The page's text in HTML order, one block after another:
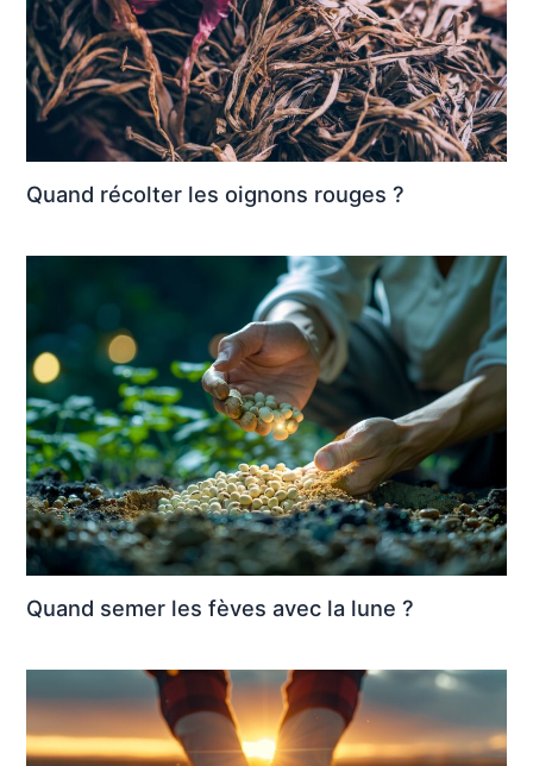
Quand récolter les oignons rouges ?
Quand semer les fèves avec la lune ?